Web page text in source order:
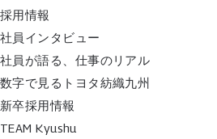
採用情報
社員インタビュー
社員が語る、仕事のリアル
数字で見るトヨタ紡織九州
新卒採用情報
TEAM Kyushu